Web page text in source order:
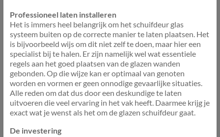
Professioneel laten installeren
Het is immers heel belangrijk om het schuifdeur glas
systeem buiten op de correcte manier te laten plaatsen. Het
is bijvoorbeeld wijs om dit niet zelf te doen, maar hier een
specialist bij te halen. Er zijn namelijk wel wat essentiele
regels aan het goed plaatsen van de glazen wanden
gebonden. Op die wijze kan er optimaal van genoten
worden en vormen er geen onnodige gevaarlijke situaties.
Alle reden om dat dus door een deskundige te laten
uitvoeren die veel ervaring in het vak heeft. Daarmee krijg je
exact wat je wenst als het om de glazen schuifdeur gaat.
De investering